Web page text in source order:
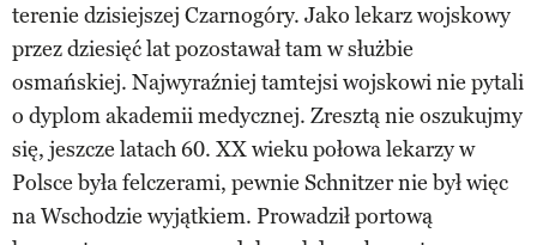
terenie dzisiejszej Czarnogóry. Jako lekarz wojskowy
przez dziesięć lat pozostawał tam w służbie
osmańskiej. Najwyraźniej tamtejsi wojskowi nie pytali
o dyplom akademii medycznej. Zresztą nie oszukujmy
się, jeszcze latach 60. XX wieku połowa lekarzy w
Polsce była felczerami, pewnie Schnitzer nie był więc
na Wschodzie wyjątkiem. Prowadził portową